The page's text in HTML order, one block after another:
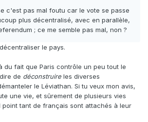
c'est pas mal foutu car le vote se passe
plus décentralisé, avec en parallèle,
; ce me semble pas mal, non ?
le pays.
du fait que Paris contrôle un peu tout le
de déconstruire les diverses
le Léviathan. Si tu veux mon avis,
une vie, et sûrement de plusieurs vies
point tant de français sont attachés à leur